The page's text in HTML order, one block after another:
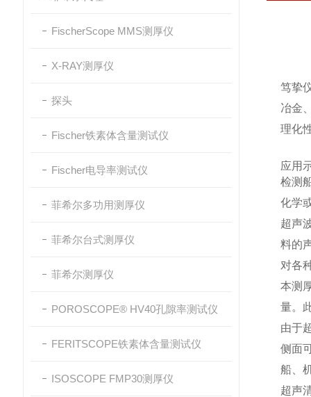
FischerScope MMS测厚仪
X-RAY测厚仪
探头
Fischer铁素体含量测试仪
Fischer电导率测试仪
菲希尔多功用测厚仪
菲希尔台式测厚仪
菲希尔测厚仪
POROSCOPE® HV40孔隙率测试仪
FERITSCOPE铁素体含量测试仪
ISOSCOPE FMP30测厚仪
笃挚
冶金
理化
应用
检测
化学
超声
料的
对各
本测
量。
由于
侧面
船、
超声